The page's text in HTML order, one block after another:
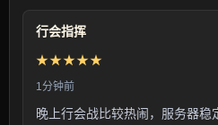
行会指挥
★★★★★
1分钟前
晚上行会战比较热闹，服务器稳